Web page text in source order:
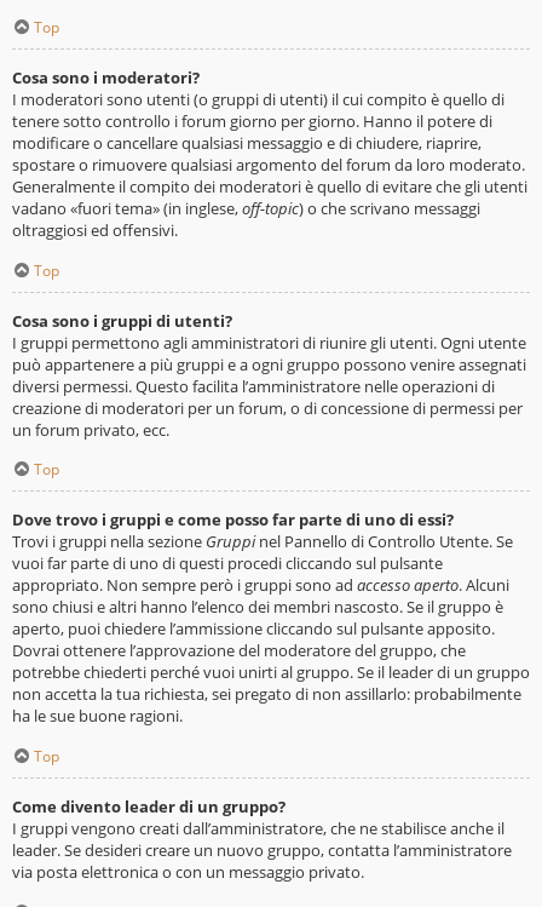
Top
Cosa sono i moderatori?
I moderatori sono utenti (o gruppi di utenti) il cui compito è quello di
tenere sotto controllo i forum giorno per giorno. Hanno il potere di
modificare o cancellare qualsiasi messaggio e di chiudere, riaprire,
spostare o rimuovere qualsiasi argomento del forum da loro moderato.
Generalmente il compito dei moderatori è quello di evitare che gli utenti
vadano «fuori tema» (in inglese,off-topic) o che scrivano messaggi
oltraggiosi ed offensivi.
Top
Cosa sono i gruppi di utenti?
I gruppi permettono agli amministratori di riunire gli utenti. Ogni utente
può appartenere a più gruppi e a ogni gruppo possono venire assegnati
diversi permessi. Questo facilita l’amministratore nelle operazioni di
creazione di moderatori per un forum, o di concessione di permessi per
un forum privato, ecc.
Top
Dove trovo i gruppi e come posso far parte di uno di essi?
Trovi i gruppi nella sezione Gruppinel Pannello di Controllo Utente. Se
vuoi far parte di uno di questi procedi cliccando sul pulsante
appropriato. Non sempre però i gruppi sono ad accesso aperto. Alcuni
sono chiusi e altri hanno l’elenco dei membri nascosto. Se il gruppo è
aperto, puoi chiedere l’ammissione cliccando sul pulsante apposito.
Dovrai ottenere l’approvazione del moderatore del gruppo, che
potrebbe chiederti perché vuoi unirti al gruppo. Se il leader di un gruppo
non accetta la tua richiesta, sei pregato di non assillarlo: probabilmente
ha le sue buone ragioni.
Top
Come divento leader di un gruppo?
I gruppi vengono creati dall’amministratore, che ne stabilisce anche il
leader. Se desideri creare un nuovo gruppo, contatta l’amministratore
via posta elettronica o con un messaggio privato.